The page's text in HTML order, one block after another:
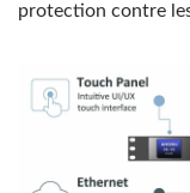
protection contre